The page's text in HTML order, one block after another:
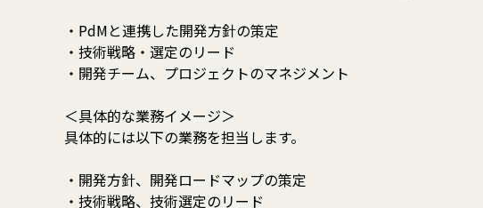
・PdMと連携した開発方針の策定
・技術戦略・選定のリード
・開発チーム、プロジェクトのマネジメント
＜具体的な業務イメージ＞
具体的には以下の業務を担当します。
・開発方針、開発ロードマップの策定
・技術戦略、技術選定のリード